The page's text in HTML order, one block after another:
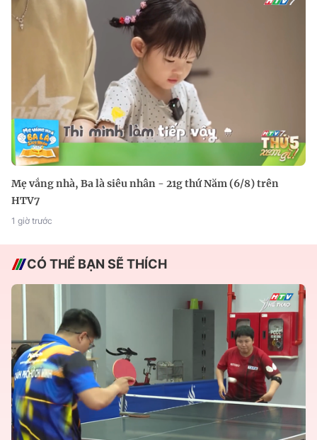
Mẹ vắng nhà, Ba là siêu nhân - 21g thứ Năm (6/8) trên
HTV7
1 giờ trước
CÓ THỂ BẠN SẼ THÍCH